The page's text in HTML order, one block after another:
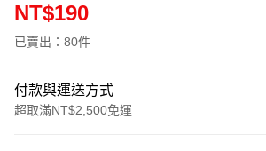
NT$190
已賣出：80件
付款與運送方式
超取滿NT$2,500免運